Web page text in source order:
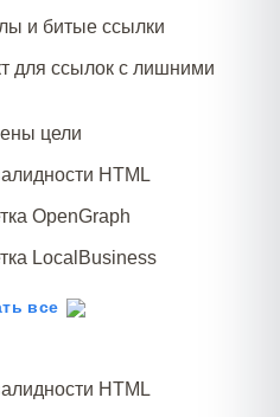
и битые ссылки
для ссылок с лишними
цели
HTML
OpenGraph
LocalBusiness
для страниц новостей
и в форму “оставить
для страниц услуг и
все
HTML